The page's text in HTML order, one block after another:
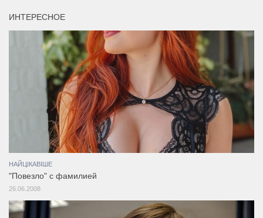
ИНТЕРЕСНОЕ
НАЙЦІКАВІШЕ
"Повезло" с фамилией
26.06.2008